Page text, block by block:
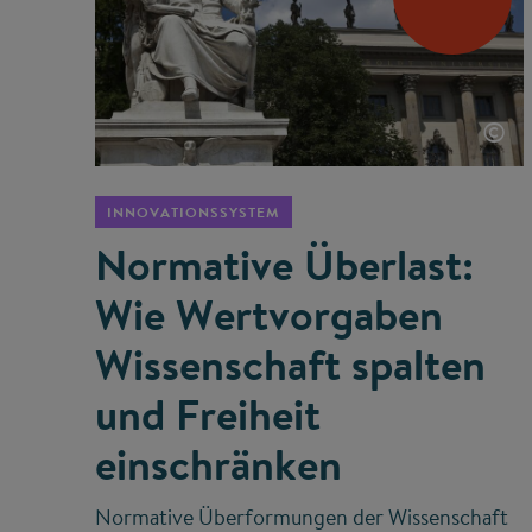
©
INNOVATIONSSYSTEM
Normative Überlast:
Wie Wertvorgaben
Wissenschaft spalten
und Freiheit
einschränken
Normative Überformungen der Wissenschaft